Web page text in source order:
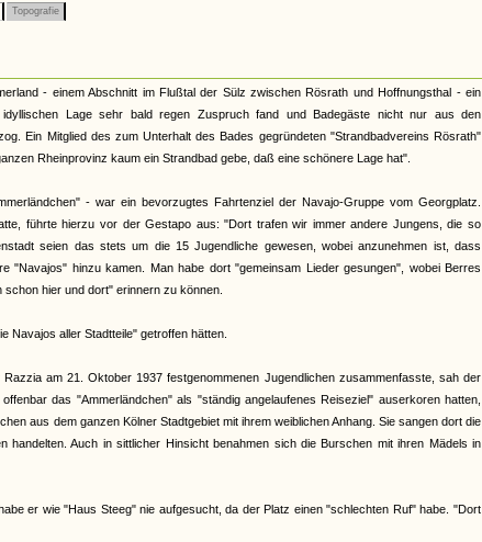
Topografie
- einem Abschnitt im Flußtal der Sülz zwischen Rösrath und Hoffnungsthal - ein
Lage sehr bald regen Zuspruch fand und Badegäste nicht nur aus den
Ein Mitglied des zum Unterhalt des Bades gegründeten "Strandbadvereins Rösrath"
Rheinprovinz kaum ein Strandbad gebe, daß eine schönere Lage hat".
- war ein bevorzugtes Fahrtenziel der Navajo-Gruppe vom Georgplatz.
führte hierzu vor der Gestapo aus: "Dort trafen wir immer andere Jungens, die so
seien das stets um die 15 Jugendliche gewesen, wobei anzunehmen ist, dass
"Navajos" hinzu kamen. Man habe dort "gemeinsam Lieder gesungen", wobei Berres
hier und dort" erinnern zu können.
Navajos aller Stadtteile" getroffen hätten.
am 21. Oktober 1937 festgenommenen Jugendlichen zusammenfasste, sah der
das "Ammerländchen" als "ständig angelaufenes Reiseziel" auserkoren hatten,
aus dem ganzen Kölner Stadtgebiet mit ihrem weiblichen Anhang. Sie sangen dort die
Auch in sittlicher Hinsicht benahmen sich die Burschen mit ihren Mädels in
er wie "Haus Steeg" nie aufgesucht, da der Platz einen "schlechten Ruf" habe. "Dort